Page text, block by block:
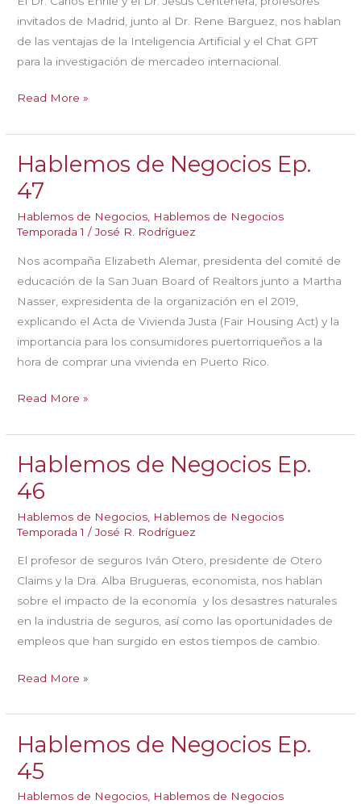
invitados de Madrid, junto al Dr. Rene Barguez, nos hablan
de las ventajas de la Inteligencia Artificial y el Chat GPT
para la investigación de mercadeo internacional.
Hablemos
Negocios
Ep.
Read More »
Hablemos de Negocios Ep.
47
Hablemos de Negocios Hablemos de Negocios
Temporada 1 /José R. Rodríguez
Nos acompaña Elizabeth Alemar, presidenta del comité de
educación de la San Juan Board of Realtors junto a Martha
Nasser, expresidenta de la organización en el 2019,
explicando el Acta de Vivienda Justa (Fair Housing Act) y la
importancia para los consumidores puertorriqueños a la
hora de comprar una vivienda en Puerto Rico.
Hablemos
Negocios
Ep.
Read More »
Hablemos de Negocios Ep.
46
Hablemos de Negocios Hablemos de Negocios
Temporada 1 /José R. Rodríguez
El profesor de seguros Iván Otero, presidente de Otero
Claims y la Dra. Alba Brugueras, economista, nos hablan
sobre el impacto de la economía y los desastres naturales
en la industria de seguros, así como las oportunidades de
empleos que han surgido en estos tiempos de cambio.
Hablemos
Negocios
Ep.
Read More »
Hablemos de Negocios Ep.
45
Hablemos de Negocios Hablemos de Negocios